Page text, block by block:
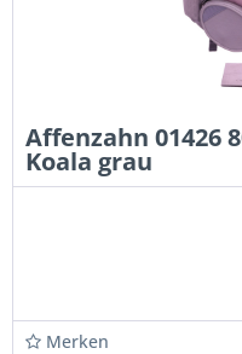
Affenzahn 01426
Koala grau
Merken